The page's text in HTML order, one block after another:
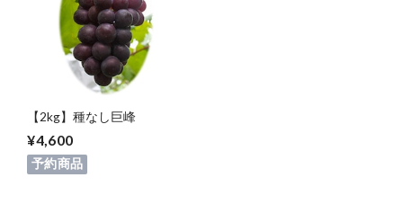
【2kg】種なし巨峰
¥4,600
予約商品